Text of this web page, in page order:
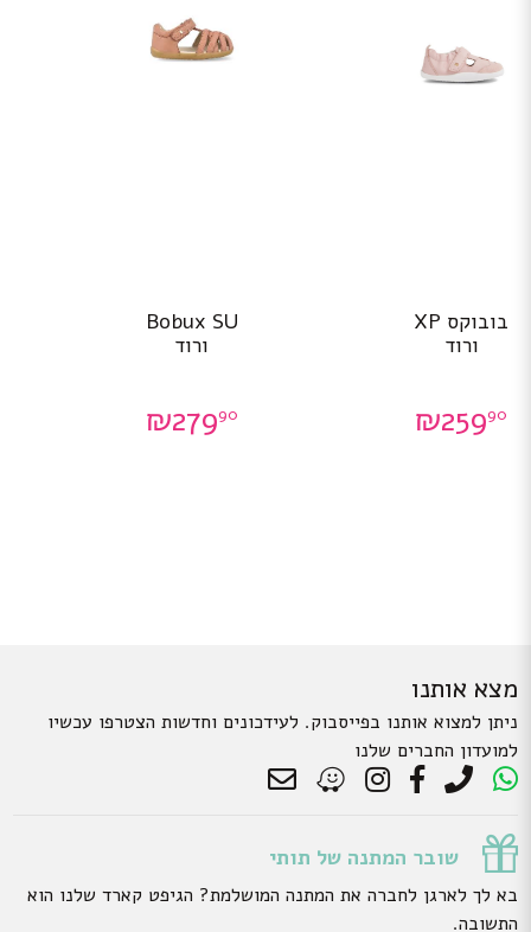
למוצר
זה
ניתן
לבחור
בובוקס XP
ורוד
₪25990
למוצר
זה
ניתן
לבחור
Bobux SU
ורוד
₪27990
מצא אותנו
ניתן למצוא אותנו בפייסבוק. לעידכונים וחדשות הצטרפו עכשיו
למועדון החברים שלנו
שובר המתנה של תותי
בא לך לארגן לחברה את המתנה המושלמת? הגיפט קארד שלנו הוא
התשובה.